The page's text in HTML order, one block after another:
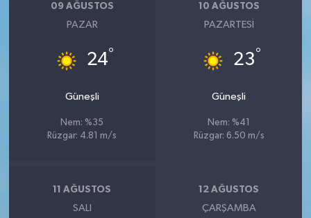
09 AĞUSTOS
PAZAR
24°
Güneşli
Nem: %35
Rüzgar: 4.81 m/s
10 AĞUSTOS
PAZARTESI
23°
Güneşli
Nem: %41
Rüzgar: 6.50 m/s
11 AĞUSTOS
SALI
12 AĞUSTOS
ÇARŞAMBA